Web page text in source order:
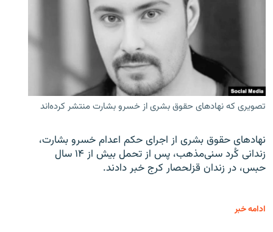
تصویری که نهادهای حقوق بشری از خسرو بشارت منتشر کرده‌اند
نهادهای حقوق بشری از اجرای حکم اعدام خسرو بشارت،
زندانی کُرد سنی‌مذهب، پس از تحمل بیش از ۱۴ سال
حبس، در زندان قزلحصار کرج خبر دادند.
ادامه خبر